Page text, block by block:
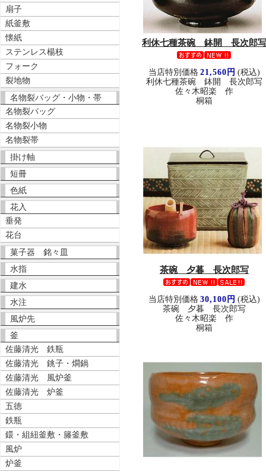
扇子
紙釜敷
懐紙
ステンレス楊枝
フォーク
裂地物
名物裂バッグ・小物・帯
名物裂バッグ
名物裂小物
名物裂帯
掛け軸
短冊
色紙
花入
垂発
花台
菓子器 銘々皿
水指
建水
水注
風炉先
釜
佐藤清光 鉄瓶
佐藤清光 銚子・燗鍋
佐藤清光 風炉釜
佐藤清光 炉釜
五徳
鉄瓶
鐶・組紐釜敷・籐釜敷
風炉
炉釜
利休七種茶碗 鉢開 長次郎写
当店特別価格 21,560円 (税込)
利休七種茶碗 鉢開 長次郎写
佐々木昭楽 作
桐箱
茶碗 夕暮 長次郎写
当店特別価格 30,100円 (税込)
茶碗 夕暮 長次郎写
佐々木昭楽 作
桐箱